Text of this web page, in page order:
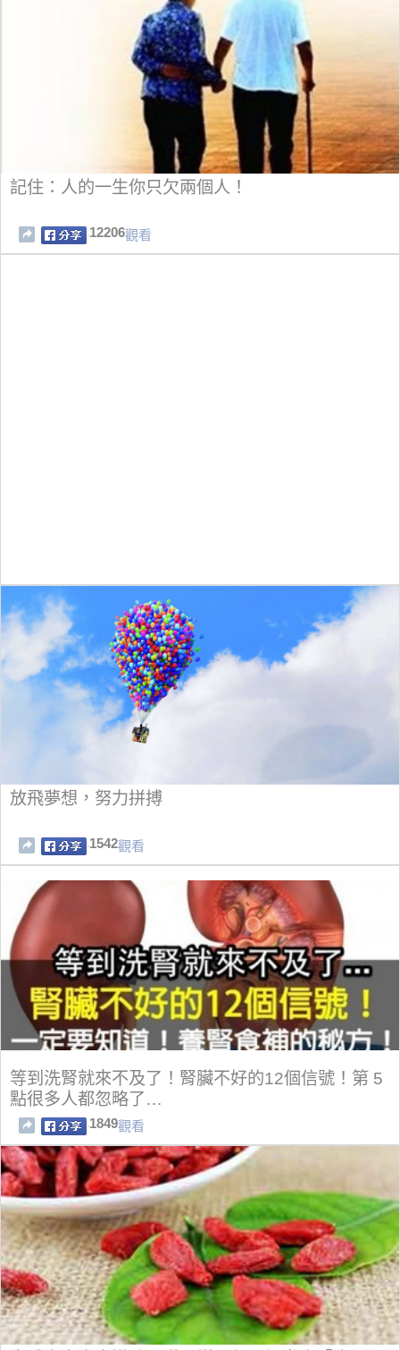
記住：人的一生你只欠兩個人！
12206觀看
放飛夢想，努力拼搏
1542觀看
等到洗腎就來不及了！腎臟不好的12個信號！第 5
點很多人都忽略了…
1849觀看